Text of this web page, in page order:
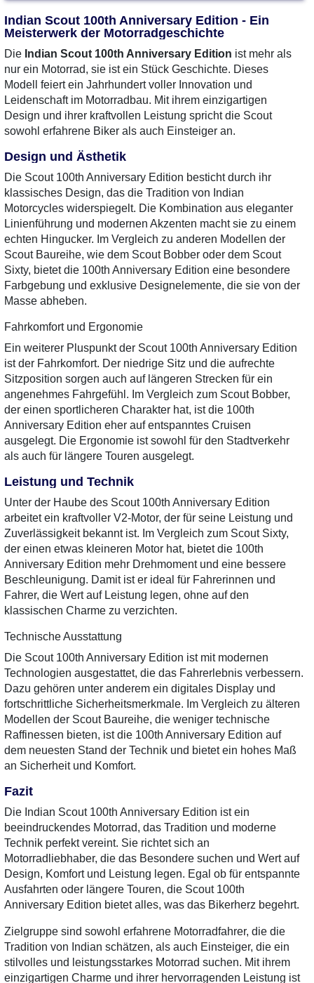
Indian Scout 100th Anniversary Edition - Ein
Meisterwerk der Motorradgeschichte
Die Indian Scout 100th Anniversary Edition ist mehr als
nur ein Motorrad, sie ist ein Stück Geschichte. Dieses
Modell feiert ein Jahrhundert voller Innovation und
Leidenschaft im Motorradbau. Mit ihrem einzigartigen
Design und ihrer kraftvollen Leistung spricht die Scout
sowohl erfahrene Biker als auch Einsteiger an.
Design und Ästhetik
Die Scout 100th Anniversary Edition besticht durch ihr
klassisches Design, das die Tradition von Indian
Motorcycles widerspiegelt. Die Kombination aus eleganter
Linienführung und modernen Akzenten macht sie zu einem
echten Hingucker. Im Vergleich zu anderen Modellen der
Scout Baureihe, wie dem Scout Bobber oder dem Scout
Sixty, bietet die 100th Anniversary Edition eine besondere
Farbgebung und exklusive Designelemente, die sie von der
Masse abheben.
Fahrkomfort und Ergonomie
Ein weiterer Pluspunkt der Scout 100th Anniversary Edition
ist der Fahrkomfort. Der niedrige Sitz und die aufrechte
Sitzposition sorgen auch auf längeren Strecken für ein
angenehmes Fahrgefühl. Im Vergleich zum Scout Bobber,
der einen sportlicheren Charakter hat, ist die 100th
Anniversary Edition eher auf entspanntes Cruisen
ausgelegt. Die Ergonomie ist sowohl für den Stadtverkehr
als auch für längere Touren ausgelegt.
Leistung und Technik
Unter der Haube des Scout 100th Anniversary Edition
arbeitet ein kraftvoller V2-Motor, der für seine Leistung und
Zuverlässigkeit bekannt ist. Im Vergleich zum Scout Sixty,
der einen etwas kleineren Motor hat, bietet die 100th
Anniversary Edition mehr Drehmoment und eine bessere
Beschleunigung. Damit ist er ideal für Fahrerinnen und
Fahrer, die Wert auf Leistung legen, ohne auf den
klassischen Charme zu verzichten.
Technische Ausstattung
Die Scout 100th Anniversary Edition ist mit modernen
Technologien ausgestattet, die das Fahrerlebnis verbessern.
Dazu gehören unter anderem ein digitales Display und
fortschrittliche Sicherheitsmerkmale. Im Vergleich zu älteren
Modellen der Scout Baureihe, die weniger technische
Raffinessen bieten, ist die 100th Anniversary Edition auf
dem neuesten Stand der Technik und bietet ein hohes Maß
an Sicherheit und Komfort.
Fazit
Die Indian Scout 100th Anniversary Edition ist ein
beeindruckendes Motorrad, das Tradition und moderne
Technik perfekt vereint. Sie richtet sich an
Motorradliebhaber, die das Besondere suchen und Wert auf
Design, Komfort und Leistung legen. Egal ob für entspannte
Ausfahrten oder längere Touren, die Scout 100th
Anniversary Edition bietet alles, was das Bikerherz begehrt.
Zielgruppe sind sowohl erfahrene Motorradfahrer, die die
Tradition von Indian schätzen, als auch Einsteiger, die ein
stilvolles und leistungsstarkes Motorrad suchen. Mit ihrem
einzigartigen Charme und ihrer hervorragenden Leistung ist